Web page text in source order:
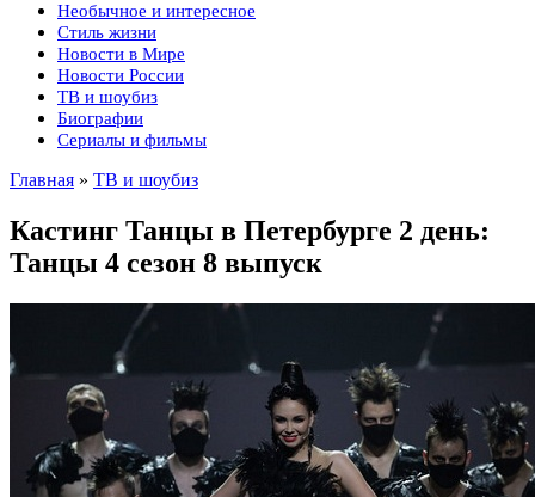
Необычное и интересное
Стиль жизни
Новости в Мире
Новости России
ТВ и шоубиз
Биографии
Сериалы и фильмы
Главная » ТВ и шоубиз
Кастинг Танцы в Петербурге 2 день:
Танцы 4 сезон 8 выпуск